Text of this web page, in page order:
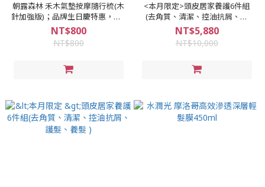
朝露森林 禾木氣墊按摩隨行梳(木
針加強版)；品牌生日慶特惠，買1
送1，買2送2，不再適用折扣碼和
購物金
NT$800
NT$800
<本月限定>頭皮居家養護6件組
(去角質、清潔、控油抗屑、護
髮、養髮)
NT$5,880
NT$10,000